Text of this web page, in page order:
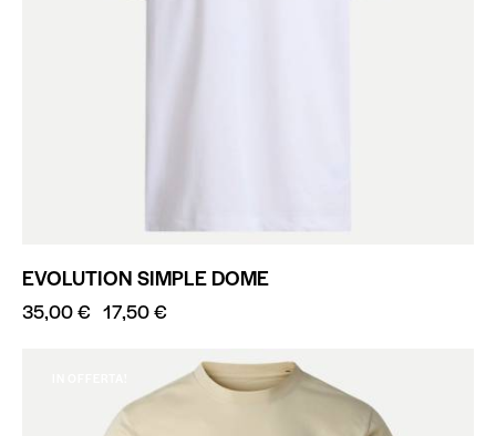
EVOLUTION SIMPLE DOME
35,00€ 17,50€